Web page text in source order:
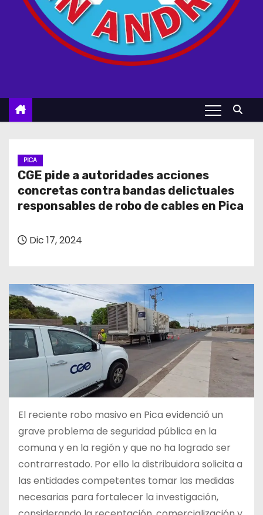
PICA
CGE pide a autoridades acciones
concretas contra bandas delictuales
responsables de robo de cables en Pica
Dic 17, 2024
El reciente robo masivo en Pica evidenció un
grave problema de seguridad pública en la
comuna y en la región y que no ha logrado ser
contrarrestado. Por ello la distribuidora solicita a
las entidades competentes tomar las medidas
necesarias para fortalecer la investigación,